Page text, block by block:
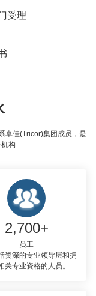
受理
卓佳(Tricor)集团成员，是
构
2,700+
员工
资深的专业领导层和拥
关专业资格的人员。